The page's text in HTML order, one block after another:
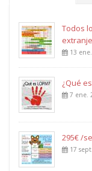
Todos
13
¿Qué
7 ene.
295€ /
17